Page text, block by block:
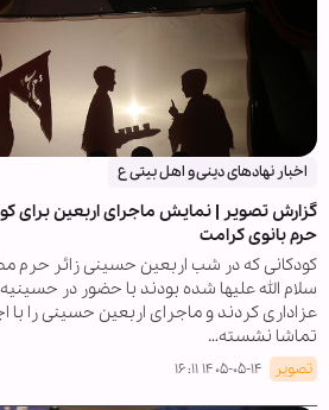
اخبار نهادهای دینی و اهل بیتی ع
گزارش تصویر | نمایش ماجرای اربعین برای
حرم بانوی کرامت
کودکانی که در شب اربعین حسینی زائر حرم
سلام الله علیها شده بودند با حضور در
عزاداری کردند و ماجرای اربعین حسینی را با
تماشا نشسته…
تصویر ۱۴۰۵-۰۵-۱۴ ۱۶:۱۱